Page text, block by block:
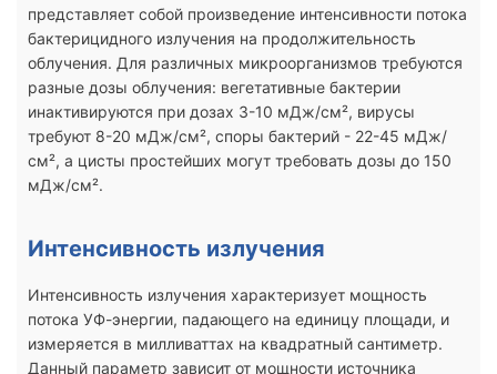
представляет собой произведение интенсивности потока
бактерицидного излучения на продолжительность
облучения. Для различных микроорганизмов требуются
разные дозы облучения: вегетативные бактерии
инактивируются при дозах 3-10 мДж/см², вирусы
требуют 8-20 мДж/см², споры бактерий - 22-45 мДж/
см², а цисты простейших могут требовать дозы до 150
мДж/см².
Интенсивность излучения
Интенсивность излучения характеризует мощность
потока УФ-энергии, падающего на единицу площади, и
измеряется в милливаттах на квадратный сантиметр.
Данный параметр зависит от мощности источника